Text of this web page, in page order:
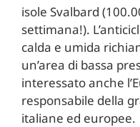
isole Svalbard
settimana!).
calda e umida
un’area di bassa
interessato anche
responsabile della
italiane ed europee.